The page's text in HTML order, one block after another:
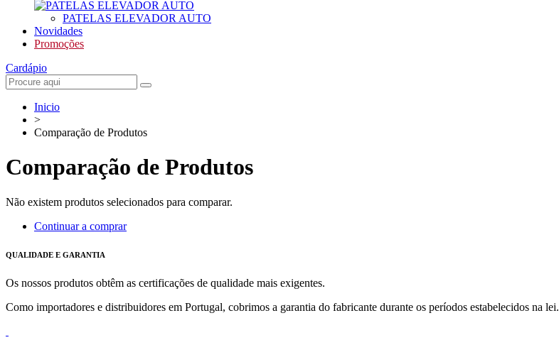
PATELAS ELEVADOR AUTO
Novidades
Promoções
Cardápio
Inicio
>
Comparação de Produtos
Comparação de Produtos
Não existem produtos selecionados para comparar.
Continuar a comprar
QUALIDADE E GARANTIA
Os nossos produtos obtêm as certificações de qualidade mais exigentes.
Como importadores e distribuidores em Portugal, cobrimos a garantia do fabricante durante os períodos estabelecidos na lei.